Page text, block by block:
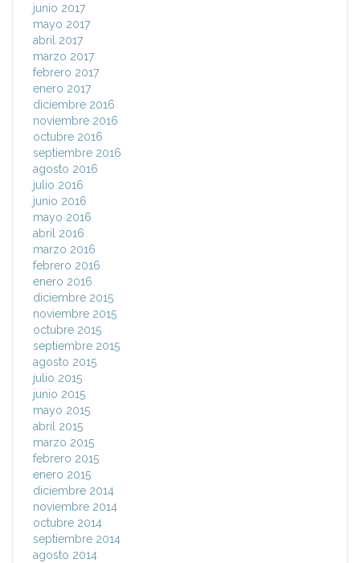
junio 2017
mayo 2017
abril 2017
marzo 2017
febrero 2017
enero 2017
diciembre 2016
noviembre 2016
octubre 2016
septiembre 2016
agosto 2016
julio 2016
junio 2016
mayo 2016
abril 2016
marzo 2016
febrero 2016
enero 2016
diciembre 2015
noviembre 2015
octubre 2015
septiembre 2015
agosto 2015
julio 2015
junio 2015
mayo 2015
abril 2015
marzo 2015
febrero 2015
enero 2015
diciembre 2014
noviembre 2014
octubre 2014
septiembre 2014
agosto 2014